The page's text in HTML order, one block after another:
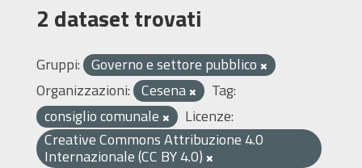
2 dataset trovati
Gruppi: Governo e settore pubblico
Organizzazioni: Cesena
Tag:
consiglio comunale
Licenze:
Creative Commons Attribuzione 4.0
Internazionale (CC BY 4.0)